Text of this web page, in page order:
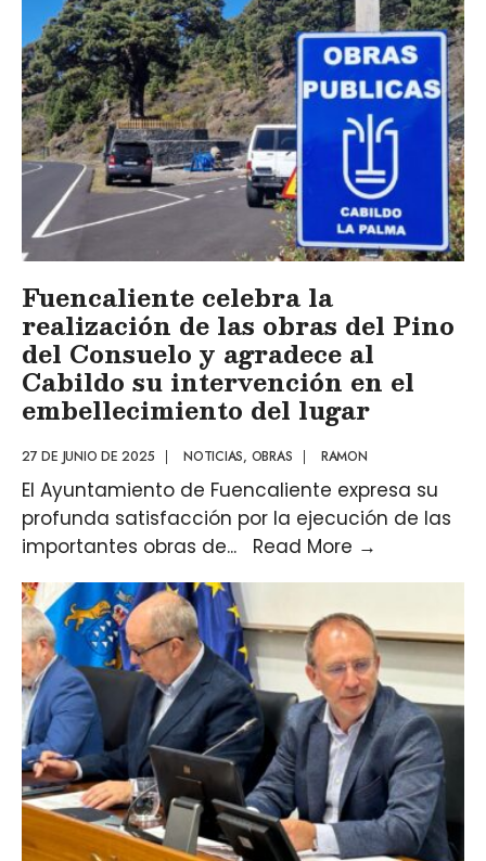
Fuencaliente celebra la
realización de las obras del Pino
del Consuelo y agradece al
Cabildo su intervención en el
embellecimiento del lugar
27 DE JUNIO DE 2025 NOTICIAS, OBRAS RAMON
El Ayuntamiento de Fuencaliente expresa su
profunda satisfacción por la ejecución de las
importantes obras de... Read More →